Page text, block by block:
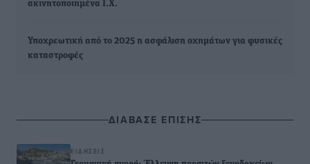
ακινητοποιημένα Ι.Χ.
Υποχρεωτική από το 2025 η ασφάλιση οχημάτων για φυσικές
καταστροφές
ΔΙΑΒΑΣΕ ΕΠΙΣΗΣ
ΕΙΔΉΣΕΙΣ